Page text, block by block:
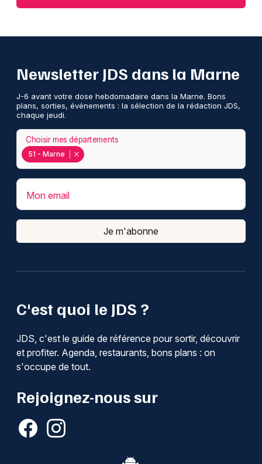
C'est quoi le JDS ?
JDS, c'est le guide de référence pour sortir, découvrir
et profiter. Agenda, restaurants, bons plans : on
s'occupe de tout.
Rejoignez-nous sur
Newsletter JDS dans la Marne
J-6 avant votre dose hebdomadaire dans la Marne. Bons
plans, sorties, événements : la sélection de la rédaction JDS,
chaque jeudi.
51 - Marne
Choisir mes départements
Mon email
Je m'abonne